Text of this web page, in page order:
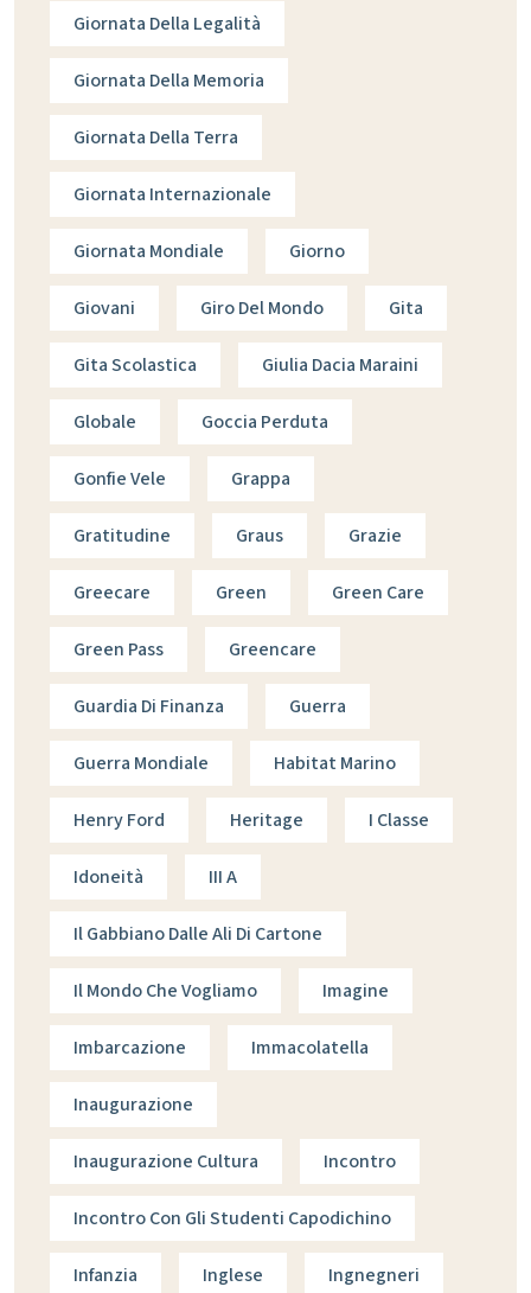
Giornata Della Legalità
Giornata Della Memoria
Giornata Della Terra
Giornata Internazionale
Giornata Mondiale Giorno
Giovani Giro Del Mondo Gita
Gita Scolastica Giulia Dacia Maraini
Globale Goccia Perduta
Gonfie Vele Grappa
Gratitudine Graus Grazie
Greecare Green Green Care
Green Pass Greencare
Guardia Di Finanza Guerra
Guerra Mondiale Habitat Marino
Henry Ford Heritage I Classe
Idoneità III A
Il Gabbiano Dalle Ali Di Cartone
Il Mondo Che Vogliamo Imagine
Imbarcazione Immacolatella
Inaugurazione
Inaugurazione Cultura Incontro
Incontro Con Gli Studenti Capodichino
Infanzia Inglese Ingnegneri